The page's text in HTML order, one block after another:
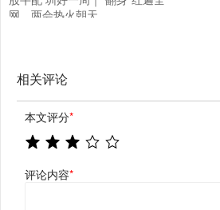
网，两会热火朝天
相关评论
本文评分*
评论内容*